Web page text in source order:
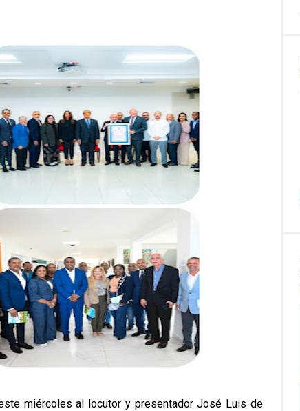
miércoles al locutor y presentador José Luis de